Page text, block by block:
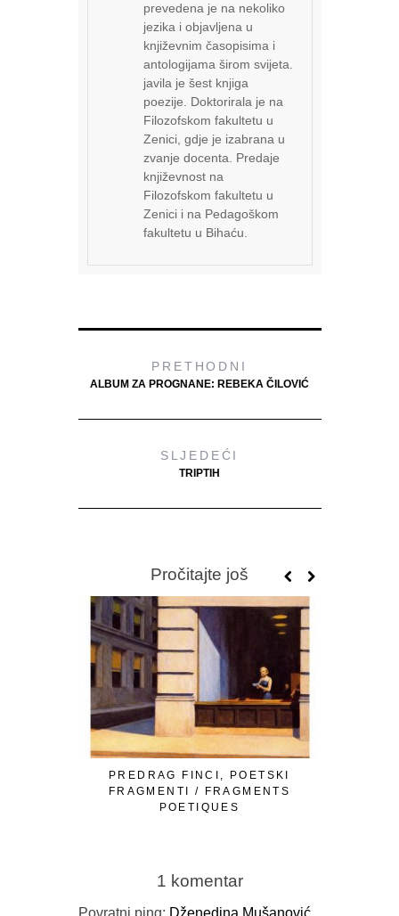
prevedena je na nekoliko
jezika i objavljena u
književnim časopisima i
antologijama širom svijeta.
javila je šest knjiga
poezije. Doktorirala je na
Filozofskom fakultetu u
Zenici, gdje je izabrana u
zvanje docenta. Predaje
književnost na
Filozofskom fakultetu u
Zenici i na Pedagoškom
fakultetu u Bihaću.
PRETHODNI
ALBUM ZA PROGNANE: REBEKA ČILOVIĆ
SLJEDEĆI
TRIPTIH
Pročitajte još
PREDRAG FINCI, POETSKI
FRAGMENTI / FRAGMENTS
POETIQUES
1 komentar
Povratni ping: Dženedina Mušanović,